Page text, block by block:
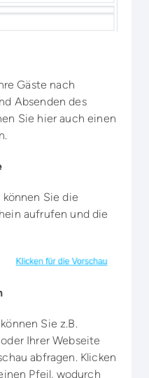
Gäste nach
Absenden des
Sie hier auch einen
können Sie die
aufrufen und die
Sie z.B.
Ihrer Webseite
abfragen. Klicken
Pfeil, wodurch